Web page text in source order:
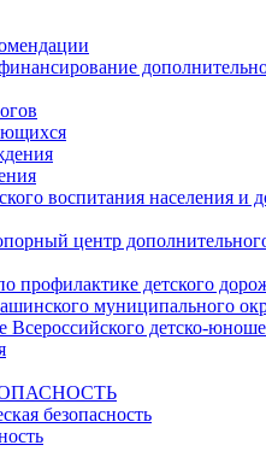
воспитания населения
центр
профилактике детского
муниципального
Всероссийского детско-
безопасность